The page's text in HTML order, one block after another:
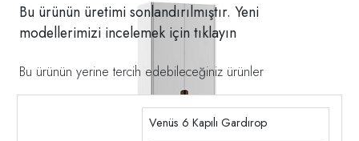
Bu ürünün üretimi sonlandırılmıştır. Yeni
modellerimizi incelemek için tıklayın
Bu ürünün yerine tercih edebileceğiniz ürünler
Venüs 6 Kapılı Gardırop